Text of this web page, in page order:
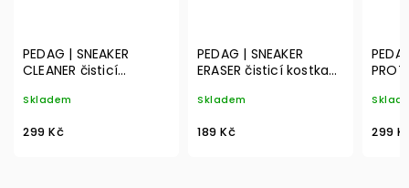
PEDAG | SNEAKER
CLEANER čisticí
bílou podešví
Skladem
299 Kč
PEDAG | SNEAKER
ERASER čisticí kostka
Skladem
189 Kč 299